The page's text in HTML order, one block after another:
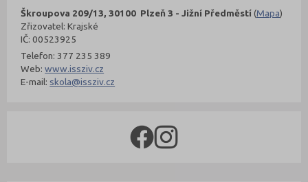
Škroupova 209/13, 30100 Plzeň 3 - Jižní Předměstí(Mapa)
Zřizovatel: Krajské
IČ: 00523925
Telefon: 377 235 389
Web:www.issziv.cz
E-mail: skola@issziv.cz